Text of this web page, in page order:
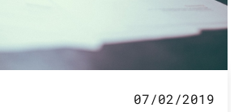
07/02/2019